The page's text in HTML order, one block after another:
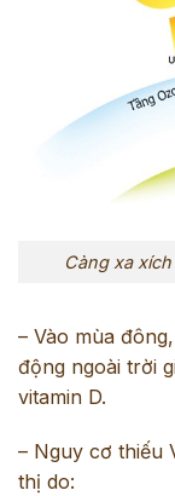
Càng xa
– Vào mùa
động ngoài trời
vitamin D.
– Nguy cơ thiếu
thị do: